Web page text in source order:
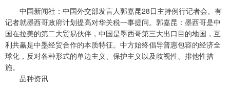
中国新闻社：中国外交部发言人郭嘉昆28日主持例行记者会。有
记者就墨西哥政府计划提高对华关税一事提问。郭嘉昆：墨西哥是中
国在拉美的第二大贸易伙伴，中国是墨西哥第三大出口目的地国，互
利共赢是中墨经贸合作的本质特征。中方始终倡导普惠包容的经济全
球化，反对各种形式的单边主义、保护主义以及歧视性、排他性措
施。
品种资讯